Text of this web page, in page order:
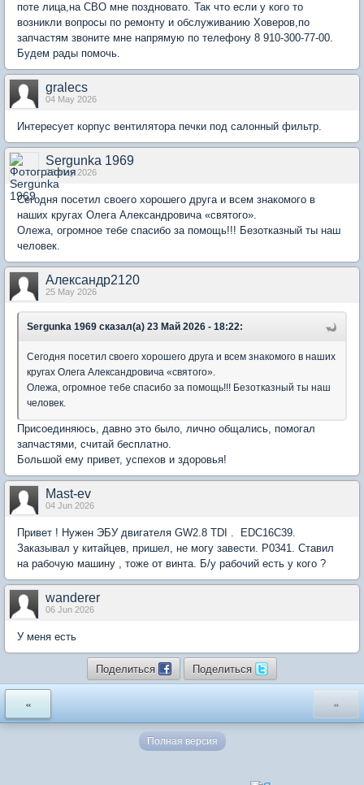
поте лица,на СВО мне поздновато. Так что если у кого то
возникли вопросы по ремонту и обслуживанию Ховеров,по
запчастям звоните мне напрямую по телефону 8 910-300-77-00.
Будем рады помочь.
gralecs
04 May 2026
Интересует корпус вентилятора печки под салонный фильтр.
Sergunka 1969
23 May 2026
Сегодня посетил своего хорошего друга и всем знакомого в
наших кругах Олега Александровича «святого».
Олежа, огромное тебе спасибо за помощь!!! Безотказный ты наш
человек.
Александр2120
25 May 2026
Sergunka 1969 сказал(а) 23 Май 2026 - 18:22:
Сегодня посетил своего хорошего друга и всем знакомого в наших
кругах Олега Александровича «святого».
Олежа, огромное тебе спасибо за помощь!!! Безотказный ты наш
человек.
Присоединяюсь, давно это было, лично общались, помогал
запчастями, считай бесплатно.
Большой ему привет, успехов и здоровья!
Mast-ev
04 Jun 2026
Привет ! Нужен ЭБУ двигателя GW2.8 TDI . EDC16C39.
Заказывал у китайцев, пришел, не могу завести. Р0341. Ставил
на рабочую машину , тоже от винта. Б/у рабочий есть у кого ?
wanderer
06 Jun 2026
У меня есть
Поделиться Поделиться
« »
Полная версия